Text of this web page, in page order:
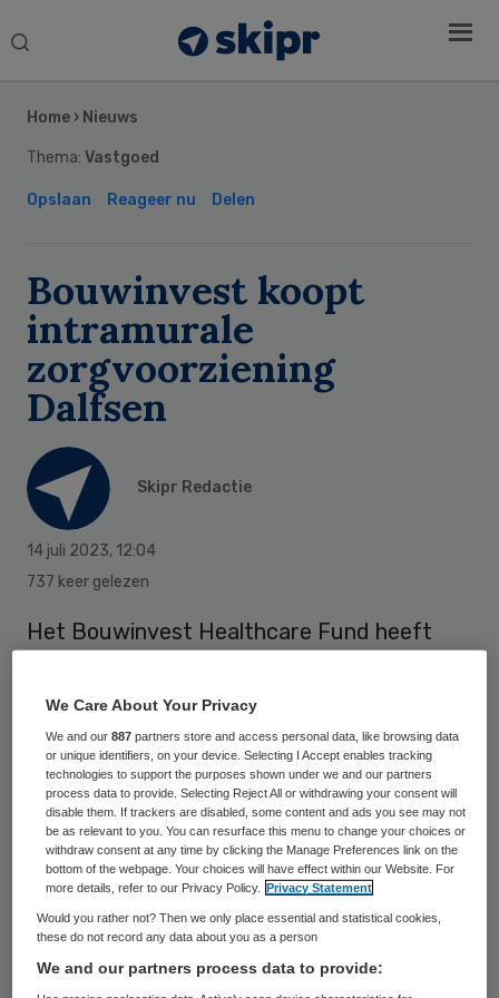
Search
Home › Nieuws
Thema: Vastgoed
Opslaan Reageer nu Delen
Bouwinvest koopt
intramurale
zorgvoorziening
Dalfsen
Skipr Redactie
14 juli 2023, 12:04
737 keer gelezen
Het Bouwinvest Healthcare Fund heeft
nog te bouwen complex is gekocht van
Kuiper Ontwikkeling en gaat bestaan uit 80
zorgwoningen, waar zwaardere zorg zal
worden verleend door Rosengaerde.
Het nieuwbouwproject ligt in de wijk
Oosterdalfsen, niet ver van het
dorpscentrum van Dalfsen en op 10
kilometer afstand van Zwolle. Het gebouw
Sidebar
We Care About Your Privacy
We and our887 partners store and access personal data, like browsing data
or unique identifiers, on your device. Selecting I Accept enables tracking
technologies to support the purposes shown under we and our partners
process data to provide. Selecting Reject All or withdrawing your consent will
disable them. If trackers are disabled, some content and ads you see may not
be as relevant to you. You can resurface this menu to change your choices or
withdraw consent at any time by clicking the Manage Preferences link on the
bottom of the webpage. Your choices will have effect within our Website. For
more details, refer to our Privacy Policy.
Privacy Statement
Would you rather not? Then we only place essential and statistical cookies,
these do not record any data about you as a person
We and our partners process data to provide: